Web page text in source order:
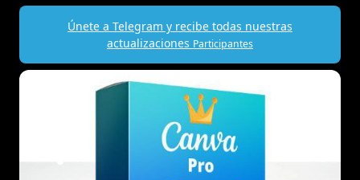
Únete a Telegram y recibe todas nuestras
actualizaciones Participantes